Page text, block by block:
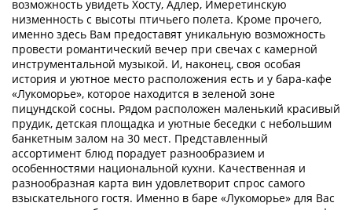
возможность увидеть Хосту, Адлер, Имеретинскую
низменность с высоты птичьего полета. Кроме прочего,
именно здесь Вам предоставят уникальную возможность
провести романтический вечер при свечах с камерной
инструментальной музыкой. И, наконец, своя особая
история и уютное место расположения есть и у бара-кафе
«Лукоморье», которое находится в зеленой зоне
пицундской сосны. Рядом расположен маленький красивый
прудик, детская площадка и уютные беседки с небольшим
банкетным залом на 30 мест. Представленный
ассортимент блюд порадует разнообразием и
особенностями национальной кухни. Качественная и
разнообразная карта вин удовлетворит спрос самого
взыскательного гостя. Именно в баре «Лукоморье» для Вас